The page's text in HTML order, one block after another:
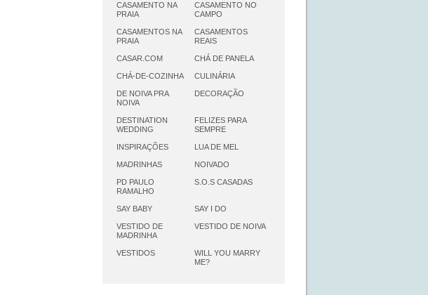
CASAMENTO NA
PRAIA
CASAMENTO NO
CAMPO
CASAMENTOS NA
PRAIA
CASAMENTOS
REAIS
CASAR.COM CHÁ DE PANELA
CHÁ-DE-COZINHA CULINÁRIA
DE NOIVA PRA
NOIVA
DECORAÇÃO
DESTINATION
WEDDING
FELIZES PARA
SEMPRE
INSPIRAÇÕES LUA DE MEL
MADRINHAS NOIVADO
PD PAULO
RAMALHO
S.O.S CASADAS
SAY BABY SAY I DO
VESTIDO DE
MADRINHA
VESTIDO DE NOIVA
VESTIDOS
WILL YOU MARRY
ME?